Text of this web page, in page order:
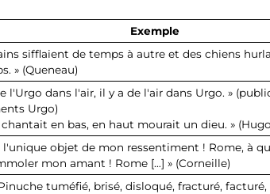
Exemple
sifflaient de temps à autre et des chiens
» (Queneau)
l'Urgo dans l'air, il y a de l'air dans Urgo. »
Urgo)
chantait en bas, en haut mourait un dieu. »
l'unique objet de mon ressentiment ! Rome, à
mon amant ! Rome […] » (Corneille)
tuméfié, brisé, disloqué, fracturé, facturé,